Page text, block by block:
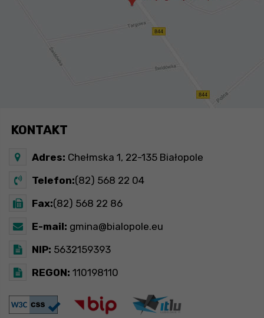
KONTAKT
Adres: Chełmska 1, 22-135 Białopole
Telefon:(82) 568 22 04
Fax:(82) 568 22 86
E-mail: gmina@bialopole.eu
NIP: 5632159393
REGON: 110198110